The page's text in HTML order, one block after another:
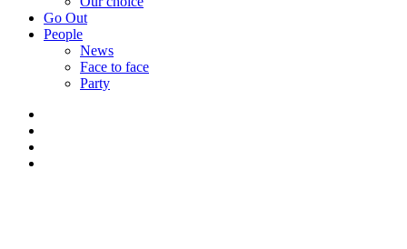
Go Out
People
News
Face to face
Party